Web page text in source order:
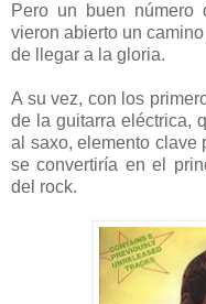
Pero un buen número
vieron abierto un
de llegar a la gloria.
A su vez, con los
de la guitarra eléctrica,
al saxo, elemento clave
se convertiría en el
del rock.